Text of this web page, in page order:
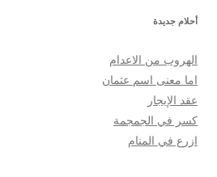
أحلام جديدة
الهروب من الاعدام
اما معنى اسم عثمان
عقد الإيجار
كسر في الجمجمة
ازرع في المنام